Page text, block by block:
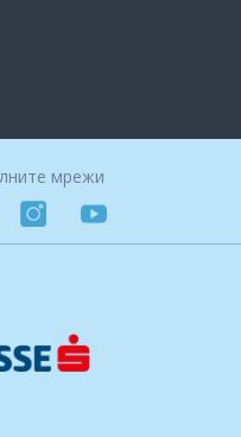
мрежи